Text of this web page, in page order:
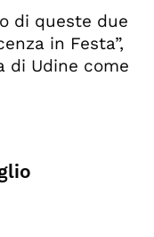
di queste due
in Festa”,
di Udine come